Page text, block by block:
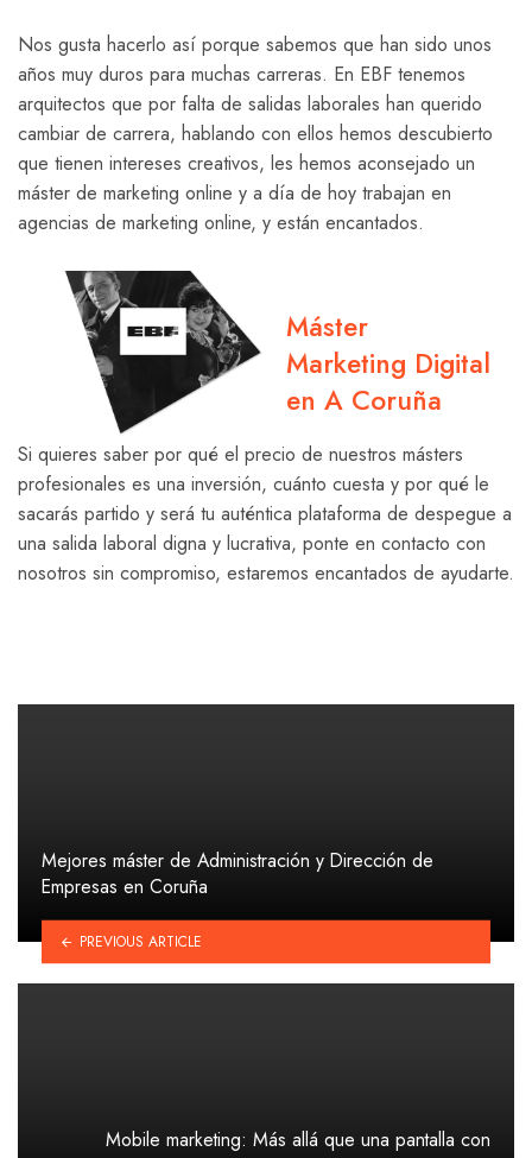
Nos gusta hacerlo así porque sabemos que han sido unos
años muy duros para muchas carreras. En EBF tenemos
arquitectos que por falta de salidas laborales han querido
cambiar de carrera, hablando con ellos hemos descubierto
que tienen intereses creativos, les hemos aconsejado un
máster de marketing online y a día de hoy trabajan en
agencias de marketing online, y están encantados.
Máster
Marketing Digital
en A Coruña
Si quieres saber por qué el precio de nuestros másters
profesionales es una inversión, cuánto cuesta y por qué le
sacarás partido y será tu auténtica plataforma de despegue a
una salida laboral digna y lucrativa, ponte en contacto con
nosotros sin compromiso, estaremos encantados de ayudarte.
Mejores máster de Administración y Dirección de
Empresas en Coruña
PREVIOUS ARTICLE
Mobile marketing: Más allá que una pantalla con